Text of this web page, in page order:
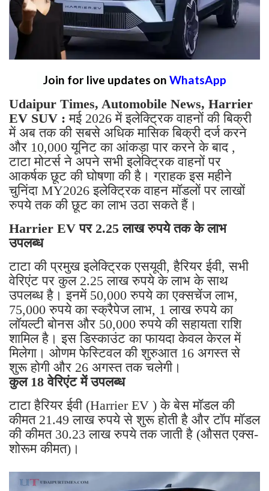
Join for live updates on WhatsApp
Udaipur Times, Automobile News, Harrier
EV SUV :मई 2026 में इलेक्ट्रिक वाहनों की बिक्री
में अब तक की सबसे अधिक मासिक बिक्री दर्ज करने
और 10,000 यूनिट का आंकड़ा पार करने के बाद ,
टाटा मोटर्स ने अपने सभी इलेक्ट्रिक वाहनों पर
आकर्षक छूट की घोषणा की है। ग्राहक इस महीने
चुनिंदा MY2026 इलेक्ट्रिक वाहन मॉडलों पर लाखों
रुपये तक की छूट का लाभ उठा सकते हैं।
Harrier EV पर 2.25 लाख रुपये तक के लाभ
उपलब्ध
टाटा की प्रमुख इलेक्ट्रिक एसयूवी, हैरियर ईवी, सभी
वेरिएंट पर कुल 2.25 लाख रुपये के लाभ के साथ
उपलब्ध है। इनमें 50,000 रुपये का एक्सचेंज लाभ,
75,000 रुपये का स्क्रैपेज लाभ, 1 लाख रुपये का
लॉयल्टी बोनस और 50,000 रुपये की सहायता राशि
शामिल है। इस डिस्काउंट का फायदा केवल केरल में
मिलेगा। ओणम फेस्टिवल की शुरुआत 16 अगस्त से
शुरू होगी और 26 अगस्त तक चलेगी।
कुल 18 वेरिएंट में उपलब्ध
टाटा हैरियर ईवी (Harrier EV ) के बेस मॉडल की
कीमत 21.49 लाख रुपये से शुरू होती है और टॉप मॉडल
की कीमत 30.23 लाख रुपये तक जाती है (औसत एक्स-
शोरूम कीमत)।